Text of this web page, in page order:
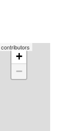
+
−
contributors